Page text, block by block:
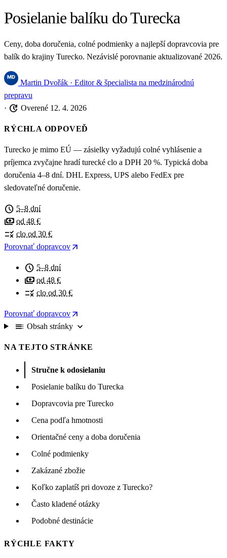
Posielanie balíku do Turecka
Ceny, doba doručenia, colné podmienky a najlepší dopravcovia pre
balík do krajiny Turecko. Nezávislé porovnanie aktualizované 2026.
Martin Dvořák · Editor & špecialista na medzinárodnú
prepravu
· update Overené 12. 4. 2026
RÝCHLA ODPOVEĎ
Turecko je mimo EÚ — zásielky vyžadujú colné vyhlásenie a
príjemca zvyčajne hradí turecké clo a DPH 20 %. Typická doba
doručenia 4–8 dní. DHL Express, UPS alebo FedEx pre
sledovateľné doručenie.
schedule 5–8 dní
payments od 48 €
rule clo od 30 €
Porovnať dopravcov arrow_outward
schedule 5–8 dní
payments od 48 €
rule clo od 30 €
Porovnať dopravcov arrow_outward
toc Obsah stránky expand_more
NA TEJTO STRÁNKE
Stručne k odosielaniu
Posielanie balíku do Turecka
Dopravcovia pre Turecko
Cena podľa hmotnosti
Orientačné ceny a doba doručenia
Colné podmienky
Zakázané zbožie
Koľko zaplatíš pri dovoze z Turecko?
Často kladené otázky
Podobné destinácie
RÝCHLE FAKTY